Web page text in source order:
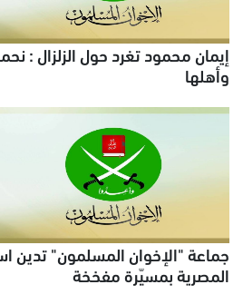
إيمان محمود تغرد حول الزلزال :
وأهلها
جماعة "الإخوان المسلمون" تدين
المصرية بمسيّرة مفخخة